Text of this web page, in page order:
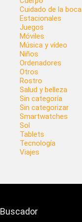
Cuidado de la boca
Estacionales
Juegos
Móviles
Música y vídeo
Niños
Ordenadores
Otros
Rostro
Salud y belleza
Sin categoría
Sin categorizar
Smartwatches
Sol
Tablets
Tecnología
Viajes
Buscador